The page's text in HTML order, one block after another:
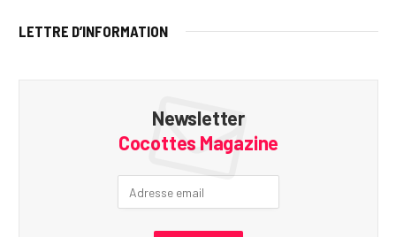
LETTRE D’INFORMATION
Newsletter
Cocottes Magazine